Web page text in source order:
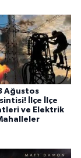
Ağustos
İlçe İlçe
ve Elektrik